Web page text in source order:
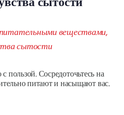
с пользой. Сосредоточьтесь на
питают и насыщают вас.